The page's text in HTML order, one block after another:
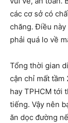
các cơ sở có
chăng. Điều
phải quá lo về
Tổng thời gian
cận chỉ mất
hay TPHCM tới
tiếng. Vậy nên
ăn dọc đường